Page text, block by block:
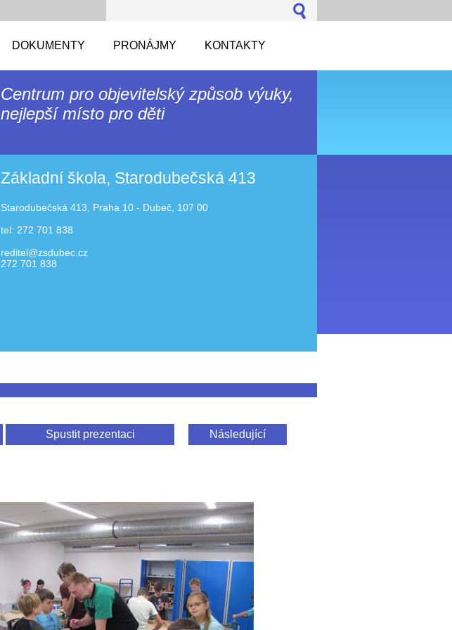
DOKUMENTY PRONÁJMY KONTAKTY
Centrum pro objevitelský způsob výuky,
nejlepší místo pro děti
Základní škola, Starodubečská 413
Starodubečská 413, Praha 10 - Dubeč, 107 00
tel: 272 701 838
reditel@zsdubec.cz
272 701 838
Spustit prezentaci Následující